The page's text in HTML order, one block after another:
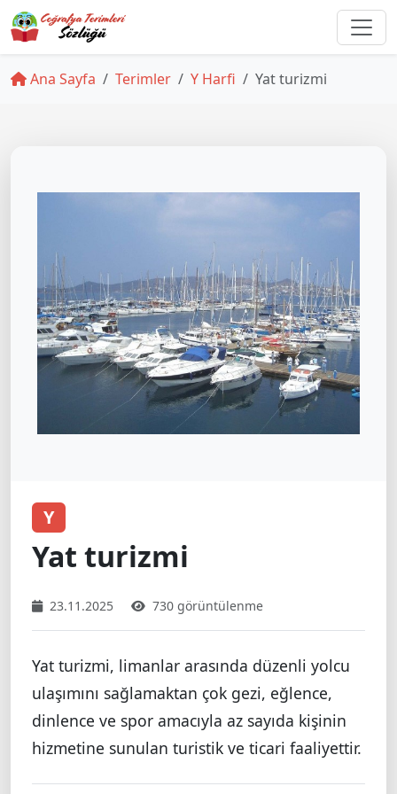
Ana Sayfa Terimler Y Harfi Yat turizmi
Y
Yat turizmi
23.11.2025 730 görüntülenme
Yat turizmi, limanlar arasında düzenli yolcu
ulaşımını sağlamaktan çok gezi, eğlence,
dinlence ve spor amacıyla az sayıda kişinin
hizmetine sunulan turistik ve ticari faaliyettir.